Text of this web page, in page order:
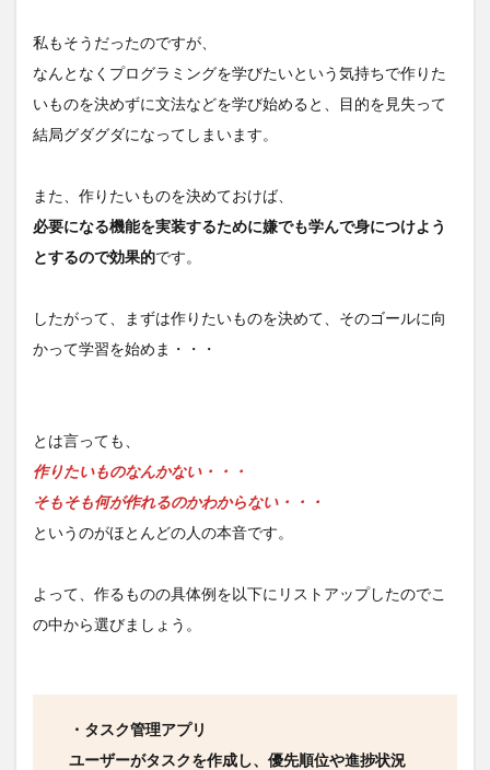
する
5
よく
ある
質
グラ
ミン
クー
うな
の？
アウ
ット
しろ
私もそうだったのですが、
なんとなくプログラミングを学びたいという気持ちで作りた
いものを決めずに文法などを学び始めると、目的を見失って
結局グダグダになってしまいます。
また、作りたいものを決めておけば、
必要になる機能を実装するために嫌でも学んで身につけよう
とするので効果的です。
したがって、まずは作りたいものを決めて、そのゴールに向
かって学習を始めま・・・
とは言っても、
作りたいものなんかない・・・
そもそも何が作れるのかわからない・・・
というのがほとんどの人の本音です。
よって、作るものの具体例を以下にリストアップしたのでこ
の中から選びましょう。
・タスク管理アプリ
ユーザーがタスクを作成し、優先順位や進捗状況